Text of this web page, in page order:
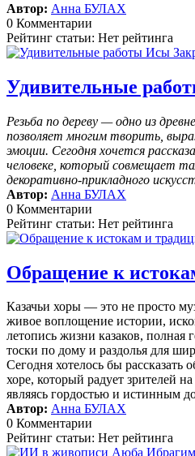
Автор: Анна БУЛАХ
0 Комментарии
Рейтинг статьи: Нет рейтинга
Удивительные
Резьба по дереву — одно из
позволяет многим творить,
эмоции. Сегодня хочется
человеке, который совмещает
декоративно-прикладного
Автор: Анна БУЛАХ
0 Комментарии
Рейтинг статьи: Нет рейтинга
Обращение к
Казачьи хоры — это не просто
живое воплощение истории,
летопись жизни казаков, полная
тоски по дому и раздолья для
Сегодня хотелось бы рассказать
хоре, который радует зрителей
являясь гордостью и истинным
Автор: Анна БУЛАХ
0 Комментарии
Рейтинг статьи: Нет рейтинга